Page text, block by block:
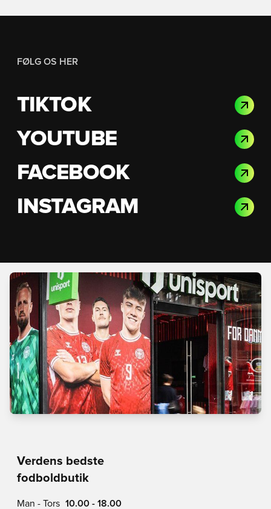
FØLG OS HER
TIKTOK
YOUTUBE
FACEBOOK
INSTAGRAM
Verdens bedste
fodboldbutik
Man - Tors 10.00 - 18.00